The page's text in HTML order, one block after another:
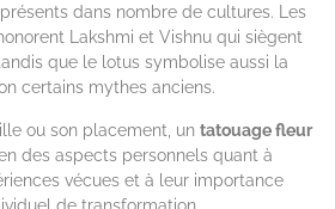
dans nombre de cultures. Les
Lakshmi et Vishnu qui siègent
que le lotus symbolise aussi la
certains mythes anciens.
ou son placement, un tatouage fleur
des aspects personnels quant à
vécues et à leur importance